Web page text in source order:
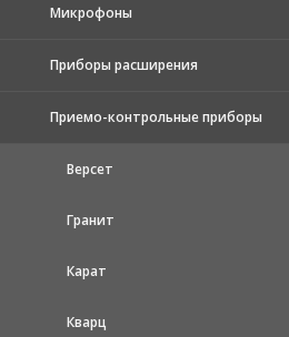
Микрофоны
Приборы расширения
Приемо-контрольные приборы
Версет
Гранит
Карат
Кварц